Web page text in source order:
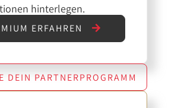
hinterlegen.
ERFAHREN
DEIN PARTNERPROGRAMM